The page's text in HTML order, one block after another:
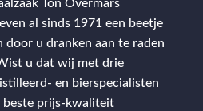
Ton Overmars
al sinds 1971 een beetje
door u dranken aan te raden
u dat wij met drie
en bierspecialisten
beste prijs-kwaliteit